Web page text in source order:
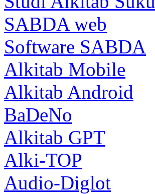
SABDA web
Software SABDA
Alkitab Mobile
Alkitab Android
BaDeNo
Alkitab GPT
Alki-TOP
Audio-Diglot